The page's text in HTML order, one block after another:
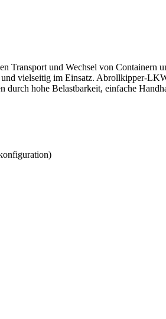
und Wechsel von Containern
vielseitig im Einsatz. Abrollkipper-
hohe Belastbarkeit, einfache